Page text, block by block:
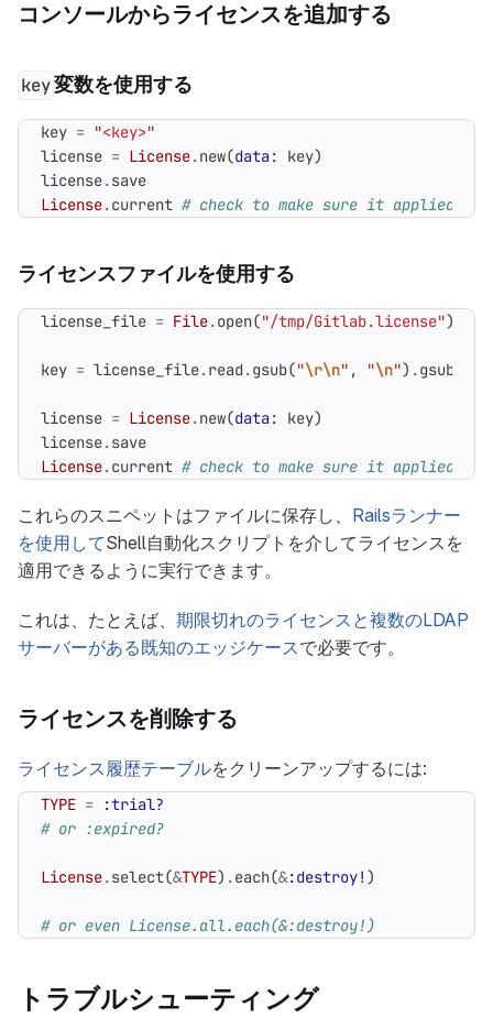
コンソールからライセンスを追加する
key変数を使用する
key = "<key>"
license = License.new(data: key)
license.save
License.current # check to make sure it applied
ライセンスファイルを使用する
license_file = File.open("/tmp/Gitlab.license")
key = license_file.read .gsub("\r\n" , "\n") .gsub
license = License.new(data: key)
license.save
License.current # check to make sure it applied
これらのスニペットはファイルに保存し、 Railsランナー
を使用してShell自動化スクリプトを介してライセンスを
適用できるように実行できます。
これは、たとえば、 期限切れのライセンスと複数のLDAP
サーバーがある既知のエッジケースで必要です。
ライセンスを削除する
ライセンス履歴テーブルをクリーンアップするには:
TYPE =
:trial?
# or :expired?
License.select(&TYPE) .each(&:destroy!)
# or even License.all.each(&:destroy!)
トラブルシューティング